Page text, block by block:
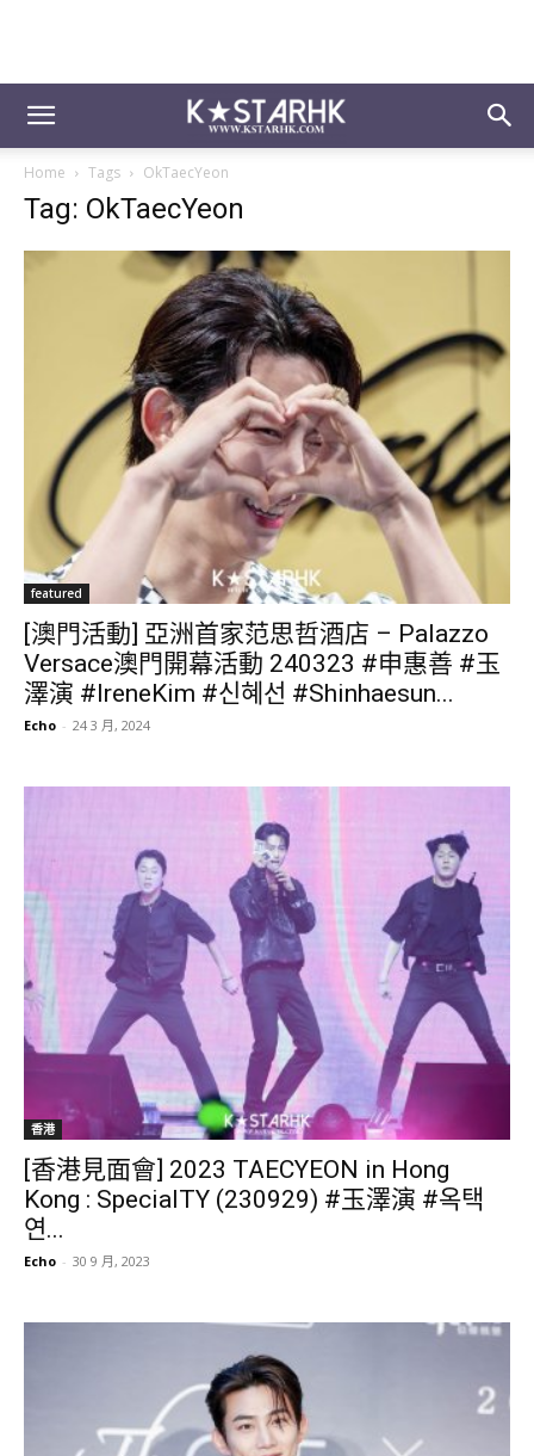
Home Tags OkTaecYeon
Tag: OkTaecYeon
featured
[澳門活動] 亞洲首家范思哲酒店 – Palazzo
Versace澳門開幕活動 240323 #申惠善 #玉
澤演 #IreneKim #신혜선 #Shinhaesun...
Echo - 24 3 月, 2024
香港
[香港見面會] 2023 TAECYEON in Hong
Kong : SpecialTY (230929) #玉澤演 #옥택
연...
Echo - 30 9 月, 2023